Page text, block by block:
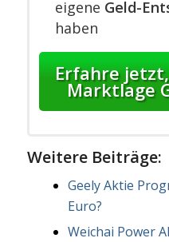
eigene Geld-
haben
Erfahre
Marktlage
Weitere Beiträge:
Geely Aktie
Euro?
Weichai Power